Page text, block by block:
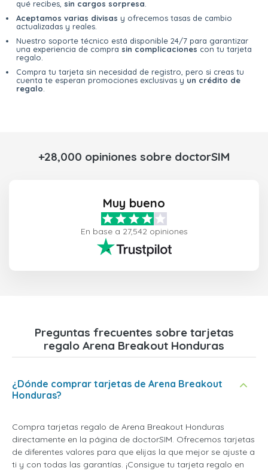
qué recibes, sin cargos sorpresa
Aceptamos varias divisas y ofrecemos tasas de cambio
actualizadas y reales.
Nuestro soporte técnico está disponible 24/7 para garantizar
una experiencia de compra sin complicaciones con tu tarjeta
regalo.
Compra tu tarjeta sin necesidad de registro, pero si creas tu
cuenta te esperan promociones exclusivas y un crédito de
regalo
+28,000 opiniones sobre doctorSIM
Muy bueno
En base a 27,542 opiniones
Preguntas frecuentes sobre tarjetas
regalo Arena Breakout Honduras
¿Dónde comprar tarjetas de Arena Breakout
Honduras?
Compra tarjetas regalo de Arena Breakout Honduras
directamente en la página de doctorSIM. Ofrecemos tarjetas
de diferentes valores para que elijas la que mejor se ajuste a
ti y con todas las garantías. ¡Consigue tu tarjeta regalo en